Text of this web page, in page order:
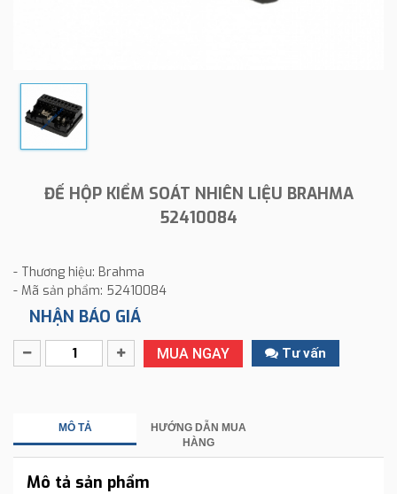
ĐẾ HỘP KIỂM SOÁT NHIÊN LIỆU BRAHMA
52410084
- Thương hiệu: Brahma
- Mã sản phẩm: 52410084
NHẬN BÁO GIÁ
MUA NGAY Tư vấn
MÔ TẢ
HƯỚNG DẪN MUA
HÀNG
Mô tả sản phẩm